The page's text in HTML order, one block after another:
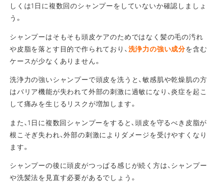
しくは1日に複数回のシャンプーをしていないか確認しましょ
う。
シャンプーはそもそも頭皮ケアのためではなく髪の毛の汚れ
や皮脂を落とす目的で作られており、 洗浄力の強い成分を含む
ケースが少なくありません。
洗浄力の強いシャンプーで頭皮を洗うと、敏感肌や乾燥肌の方
はバリア機能が失われて外部の刺激に過敏になり、炎症を起こ
して痛みを生じるリスクが増加します。
また、1日に複数回シャンプーをすると、頭皮を守るべき皮脂が
根こそぎ失われ、外部の刺激によりダメージを受けやすくなり
ます。
シャンプーの後に頭皮がつっぱる感じが続く方は、シャンプー
や洗髪法を見直す必要があるでしょう。